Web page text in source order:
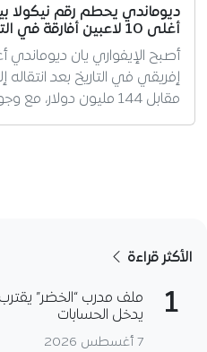
ديوماندي يحطم رقم نيكولا
أغلى 10 لاعبين أفارقة في التاريخ
أصبح الإيفواري يان ديوماندي
إفريقي في التاريخ بعد انتقاله
مقابل 144 مليون دولار، مع وجود…
الأكثر قراءة
1
ملف مدرب “الخضر”
يدخل الحسابات
7 أغسطس 2026